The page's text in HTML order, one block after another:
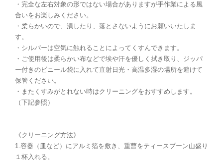
・完全な左右対象の形ではない場合がありますが手作業による風
合いをお楽しみください。
・柔らかいので、潰したり、落とさないようにお願いいたしま
す。
・シルバーは空気に触れることによってくすんできます。
・ご使用後は柔らかい布などで埃や汗を優しく拭き取り、ジッパ
ー付きのビニール袋に入れて直射日光・高温多湿の場所を避けて
保管ください。
・またくすみがとれない時はクリーニングをおすすめします。
（下記参照）
《クリーニング方法》
1.容器（皿など）にアルミ箔を敷き、重曹をティースプーン山盛り
１杯入れる。